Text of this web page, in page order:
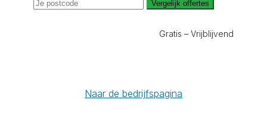
Vergelijk offertes
Gratis – Vrijblijvend
Naar de bedrijfspagina